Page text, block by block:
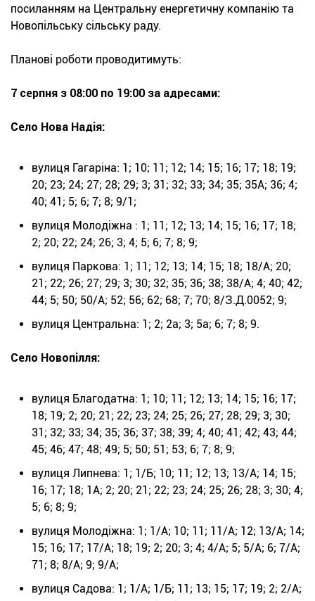
посиланням на Центральну енергетичну компанію та
Новопільську сільську раду.
Планові роботи проводитимуть:
7 серпня з 08:00 по 19:00 за адресами:
Село Нова Надія:
вулиця Гагаріна: 1; 10; 11; 12; 14; 15; 16; 17; 18; 19;
20; 23; 24; 27; 28; 29; 3; 31; 32; 33; 34; 35; 35А; 36; 4;
40; 41; 5; 6; 7; 8; 9/1;
вулиця Молодіжна : 1; 11; 12; 13; 14; 15; 16; 17; 18;
2; 20; 22; 24; 26; 3; 4; 5; 6; 7; 8; 9;
вулиця Паркова: 1; 11; 12; 13; 14; 15; 18; 18/А; 20;
21; 22; 26; 27; 29; 3; 30; 32; 35; 36; 38; 38/А; 4; 40; 42;
44; 5; 50; 50/А; 52; 56; 62; 68; 7; 70; 8/З.Д.0052; 9;
вулиця Центральна: 1; 2; 2а; 3; 5а; 6; 7; 8; 9.
Село Новопілля:
вулиця Благодатна: 1; 10; 11; 12; 13; 14; 15; 16; 17;
18; 19; 2; 20; 21; 22; 23; 24; 25; 26; 27; 28; 29; 3; 30;
31; 32; 33; 34; 35; 36; 37; 38; 39; 4; 40; 41; 42; 43; 44;
45; 46; 47; 48; 49; 5; 50; 51; 53; 6; 7; 8; 9;
вулиця Липнева: 1; 1/Б; 10; 11; 12; 13; 13/А; 14; 15;
16; 17; 18; 1А; 2; 20; 21; 22; 23; 24; 25; 26; 28; 3; 30; 4;
5; 6; 8; 9;
вулиця Молодіжна: 1; 1/А; 10; 11; 11/А; 12; 13/А; 14;
15; 16; 17; 17/А; 18; 19; 2; 20; 3; 4; 4/А; 5; 5/А; 6; 7/А;
71; 8; 8/А; 9; 9/А;
вулиця Садова: 1; 1/А; 1/Б; 11; 13; 15; 17; 19; 2; 2/А;